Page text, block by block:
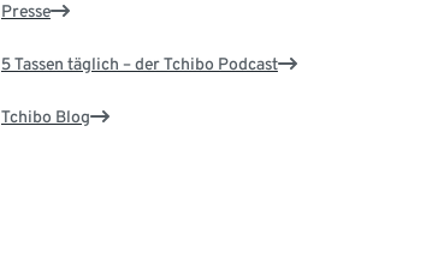
Presse
5 Tassen täglich – der Tchibo Podcast
Tchibo Blog